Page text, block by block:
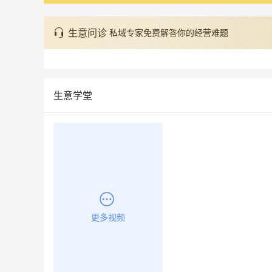
生意问诊 私域专家免费解答你的经营难题
生意学堂
更多视频